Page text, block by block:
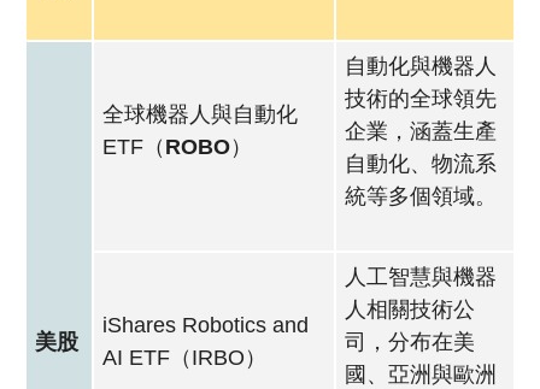
美股
全球機器人與自動化
ETF（ ROBO）
自動化與機器人
技術的全球領先
企業，涵蓋生產
自動化、物流系
統等多個領域。
iShares Robotics and
AI ETF（IRBO）
人工智慧與機器
人相關技術公
司，分布在美
國、亞洲與歐洲